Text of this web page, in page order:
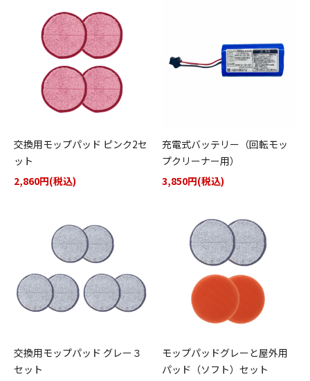
交換用モップパッド ピンク2セ
ット
2,860円(税込)
充電式バッテリー（回転モッ
プクリーナー用）
3,850円(税込)
交換用モップパッド グレー３
セット
モップパッドグレーと屋外用
パッド（ソフト）セット